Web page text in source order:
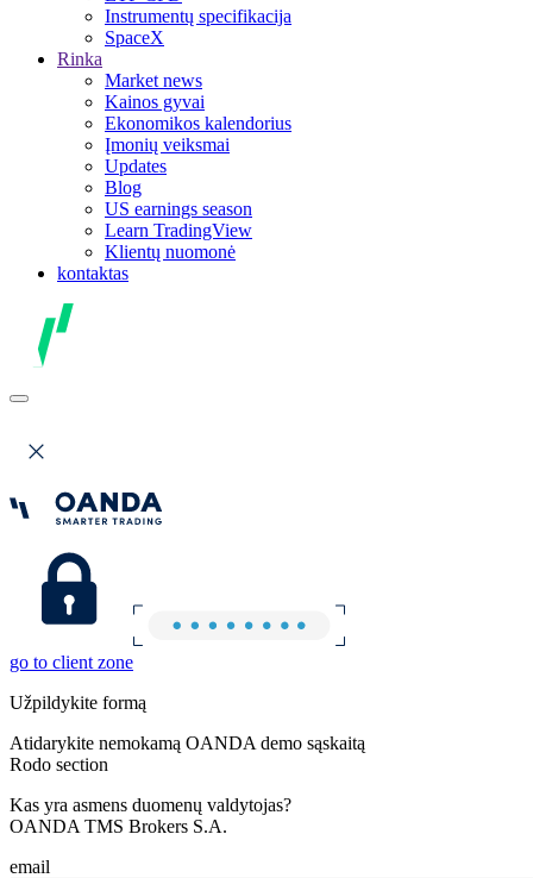
Instrumentų specifikacija
SpaceX
Rinka
Market news
Kainos gyvai
Ekonomikos kalendorius
Įmonių veiksmai
Updates
Blog
US earnings season
Learn TradingView
Klientų nuomonė
kontaktas
go to client zone
Užpildykite formą
Atidarykite nemokamą OANDA demo sąskaitą
Rodo section
Kas yra asmens duomenų valdytojas?
OANDA TMS Brokers S.A.
email